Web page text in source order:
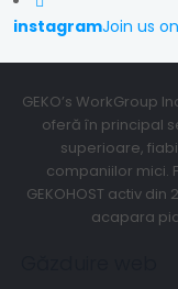
instagramJoin us
GEKO’s WorkGroup
oferă în principal
superioare,
companiilor mici.
GEKOHOST activ
acapara